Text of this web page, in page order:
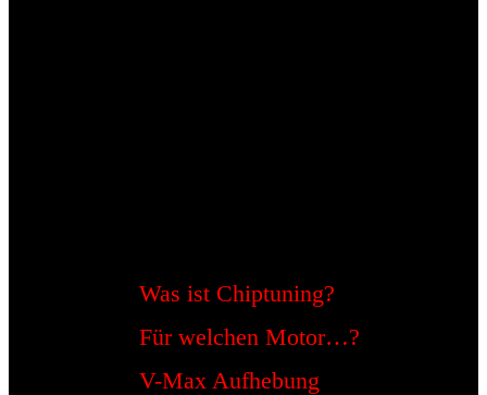
Was ist Chiptuning?
Für welchen Motor…?
V-Max Aufhebung